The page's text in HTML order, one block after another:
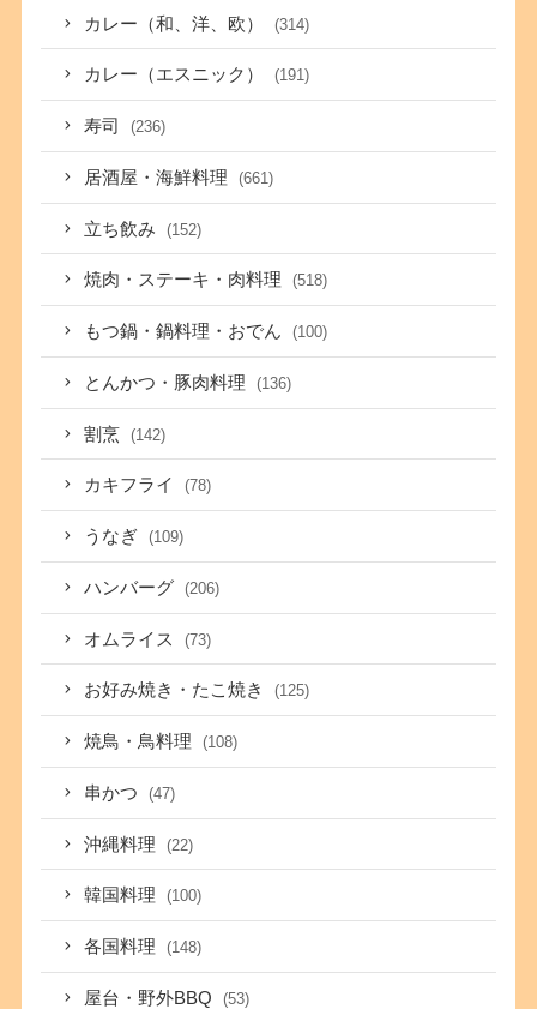
カレー（和、洋、欧） (314)
カレー（エスニック） (191)
寿司 (236)
居酒屋・海鮮料理 (661)
立ち飲み (152)
焼肉・ステーキ・肉料理 (518)
もつ鍋・鍋料理・おでん (100)
とんかつ・豚肉料理 (136)
割烹 (142)
カキフライ (78)
うなぎ (109)
ハンバーグ (206)
オムライス (73)
お好み焼き・たこ焼き (125)
焼鳥・鳥料理 (108)
串かつ (47)
沖縄料理 (22)
韓国料理 (100)
各国料理 (148)
屋台・野外BBQ (53)